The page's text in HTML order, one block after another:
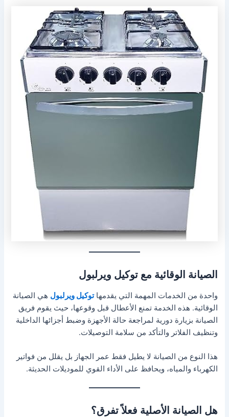
الصيانة الوقائية مع توكيل ويرلبول
واحدة من الخدمات المهمة التي يقدمهاتوكيل ويرلبول هي الصيانة
الوقائية. هذه الخدمة تمنع الأعطال قبل وقوعها، حيث يقوم فريق
الصيانة بزيارة دورية لمراجعة حالة الأجهزة وضبط أجزائها الداخلية
وتنظيف الفلاتر والتأكد من سلامة التوصيلات.
هذا النوع من الصيانة لا يطيل فقط عمر الجهاز بل يقلل من فواتير
الكهرباء والمياه، ويحافظ على الأداء القوي للموديلات الحديثة.
هل الصيانة الأصلية فعلاً تفرق؟